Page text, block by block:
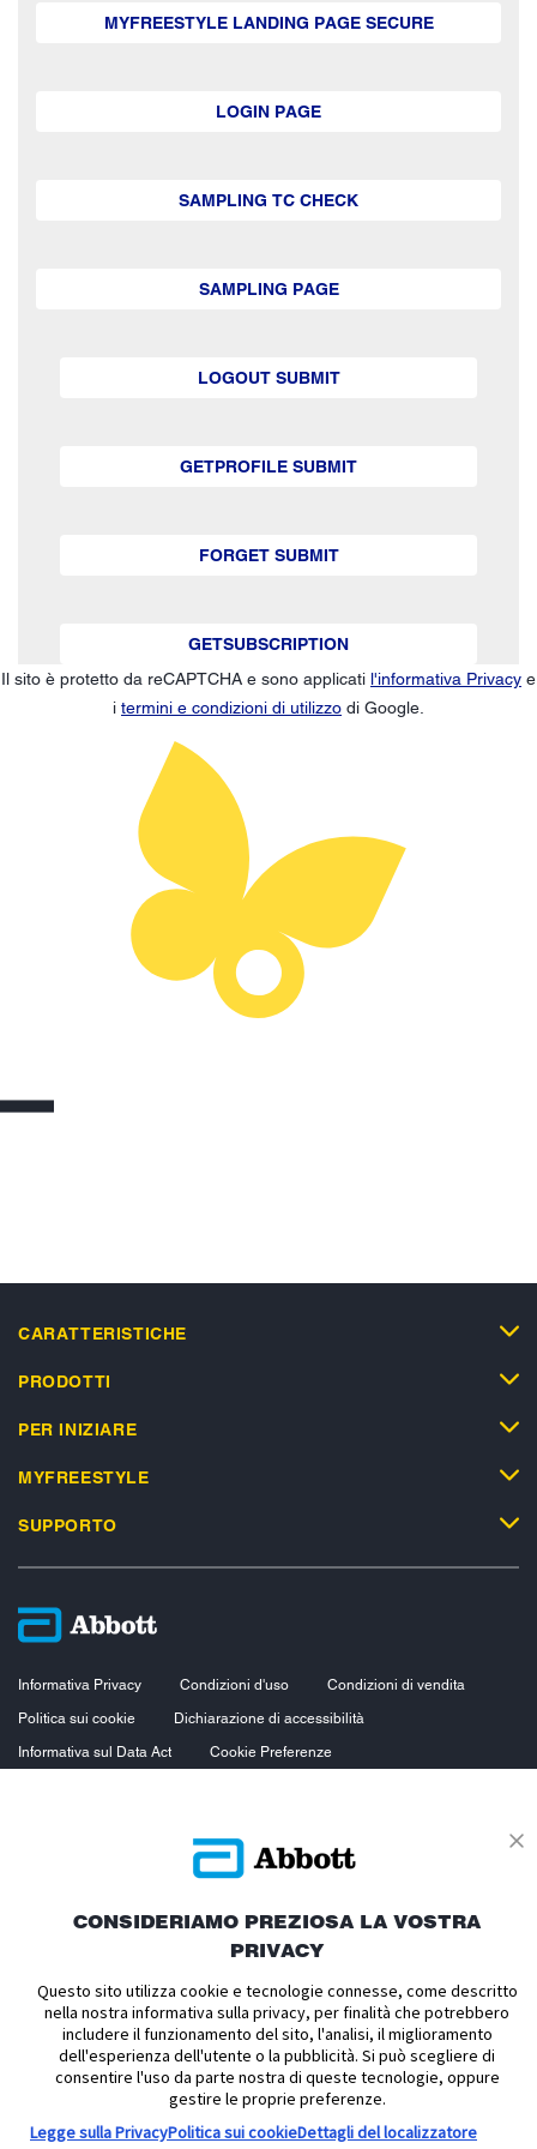
MYFREESTYLE LANDING PAGE SECURE
LOGIN PAGE
SAMPLING TC CHECK
SAMPLING PAGE
LOGOUT SUBMIT
GETPROFILE SUBMIT
FORGET SUBMIT
GETSUBSCRIPTION
Il sito è protetto da reCAPTCHA e sono applicati l'informativa Privacy e
i termini e condizioni di utilizzo di Google.
CARATTERISTICHE
PRODOTTI
PER INIZIARE
MYFREESTYLE
SUPPORTO
Informativa Privacy Condizioni d'uso
Condizioni di vendita
Politica sui cookie
Dichiarazione di accessibilità
Informativa sul Data Act
Cookie Preferenze
Leggere attentamente le avvertenze e le istruzioni per l'uso. L’involucro del
sensore, FreeStyle, Libre, e i marchi correlati sono marchi di Abbott.
a scopo llustrativo. Non rappresentano pazienti e dati reali.
una persona di età superiore ai 18 anni.
Copyright © 2026 Abbott. Tutti i diritti riservati.
CONSIDERIAMO PREZIOSA LA VOSTRA
PRIVACY
Questo sito utilizza cookie e tecnologie connesse, come descritto
nella nostra informativa sulla privacy, per finalità che potrebbero
includere il funzionamento del sito, l'analisi, il miglioramento
dell'esperienza dell'utente o la pubblicità. Si può scegliere di
consentire l'uso da parte nostra di queste tecnologie, oppure
gestire le proprie preferenze.
Legge sulla PrivacyPolitica sui cookieDettagli del localizzatore